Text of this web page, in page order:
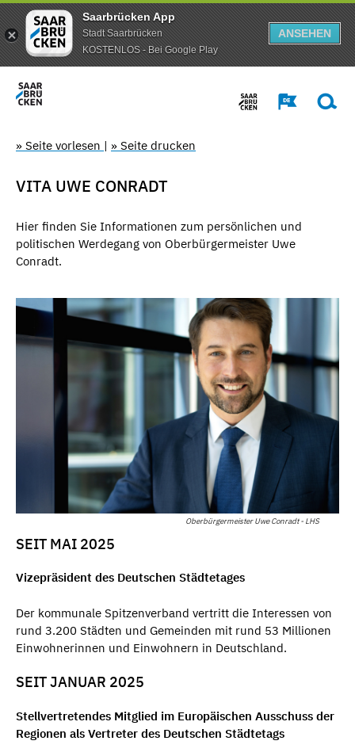
Saarbrücken App
Stadt Saarbrücken
KOSTENLOS - Bei Google Play
ANSEHEN
» Seite vorlesen | » Seite drucken
VITA UWE CONRADT
Hier finden Sie Informationen zum persönlichen und
politischen Werdegang von Oberbürgermeister Uwe
Conradt.
Oberbürgermeister Uwe Conradt - LHS
SEIT MAI 2025
Vizepräsident des Deutschen Städtetages
Der kommunale Spitzenverband vertritt die Interessen von
rund 3.200 Städten und Gemeinden mit rund 53 Millionen
Einwohnerinnen und Einwohnern in Deutschland.
SEIT JANUAR 2025
Stellvertretendes Mitglied im Europäischen Ausschuss der
Regionen als Vertreter des Deutschen Städtetags